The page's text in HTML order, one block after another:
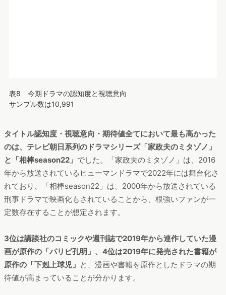
表8 今期ドラマの認知度と視聴意向
タイトル認知度・視聴意向・期待値全てにおいて最も高かった
のは、テレビ朝日系列のドラマシリーズ「家政夫のミタゾノ」
と「相棒season22」
でした。「家政夫のミタゾノ」は、2016
年から放送されているヒューマンドラマで2022年には舞台化さ